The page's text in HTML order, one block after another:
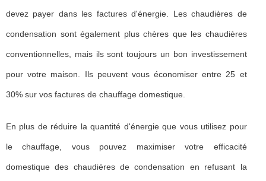
devez payer dans les factures d'énergie. Les chaudières de
condensation sont également plus chères que les chaudières
conventionnelles, mais ils sont toujours un bon investissement
pour votre maison. Ils peuvent vous économiser entre 25 et
30% sur vos factures de chauffage domestique.
En plus de réduire la quantité d'énergie que vous utilisez pour
le chauffage, vous pouvez maximiser votre efficacité
domestique des chaudières de condensation en refusant la